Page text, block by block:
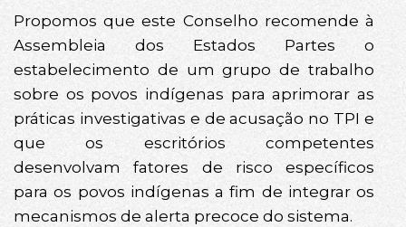
Propomos que este Conselho recomende à
Assembleia dos Estados Partes o
estabelecimento de um grupo de trabalho
sobre os povos indígenas para aprimorar as
práticas investigativas e de acusação no TPI e
que os escritórios competentes
desenvolvam fatores de risco específicos
para os povos indígenas a fim de integrar os
mecanismos de alerta precoce do sistema.